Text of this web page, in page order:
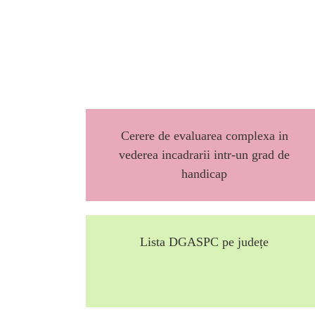
Cerere de evaluarea complexa in
vederea incadrarii intr-un grad de
handicap
Lista DGASPC pe județe